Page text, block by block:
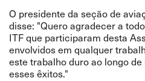
O presidente da seção de
disse: "Quero agradecer a
ITF que participaram desta
envolvidos em qualquer
este trabalho duro ao longo
esses êxitos."